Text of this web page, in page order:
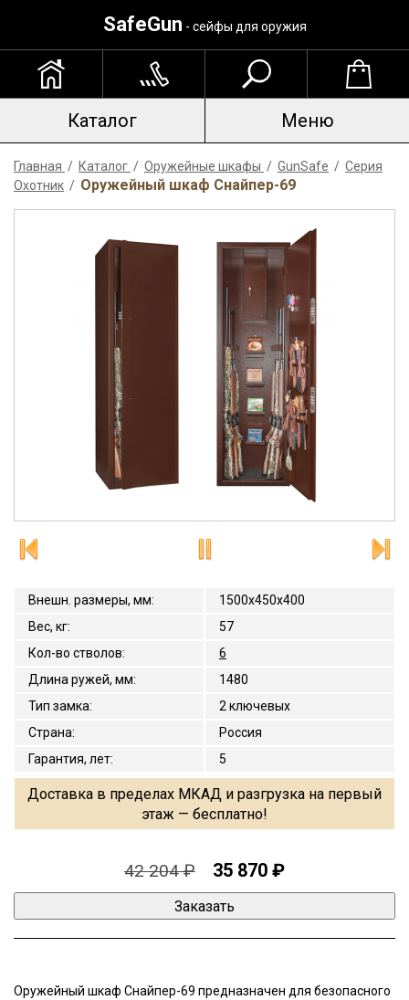
SafeGun - сейфы для оружия
Каталог Меню
Главная / Каталог / Оружейные шкафы / GunSafe / Серия
Охотник / Оружейный шкаф Снайпер-69
Внешн. размеры, мм:
1500x450x400
Вес, кг:
57
Кол-во стволов:
6
Длина ружей, мм:
1480
Тип замка:
2 ключевых
Страна:
Россия
Гарантия, лет: 5
Доставка в пределах МКАД и разгрузка на первый
этаж — бесплатно!
42 204 ₽ 35 870 ₽
Оружейный шкаф Снайпер-69 предназначен для безопасного